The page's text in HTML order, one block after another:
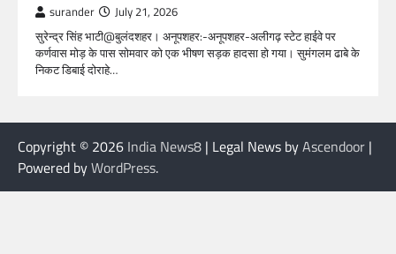
surander July 21, 2026
सुरेन्द्र सिंह भाटी@बुलंदशहर। अनूपशहर:-अनूपशहर-अलीगढ़ स्टेट हाईवे पर
कर्णवास मोड़ के पास सोमवार को एक भीषण सड़क हादसा हो गया। सुमंगलम ढाबे के
निकट डिबाई दोराहे…
Copyright © 2026 India News8 | Legal News byAscendoor |
Powered byWordPress.